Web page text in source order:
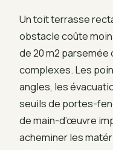
Un toit terrasse
obstacle coûte
de 20 m2 parsemée
complexes. Les
angles, les
seuils de portes-
de main-d’œuvre
acheminer les